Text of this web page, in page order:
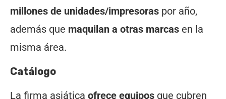
millones de unidades/impresoras por año,
además que maquilan a otras marcas en la
misma área.
Catálogo
La firma asiática ofrece equipos que cubren